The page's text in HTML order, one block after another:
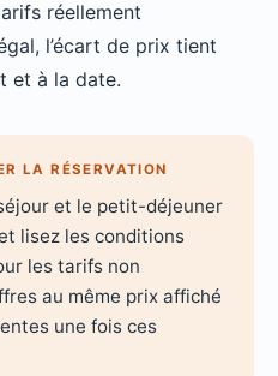
réellement
l’écart de prix tient
et à la date.
LA RÉSERVATION
et le petit-déjeuner
lisez les conditions
les tarifs non
au même prix affiché
une fois ces